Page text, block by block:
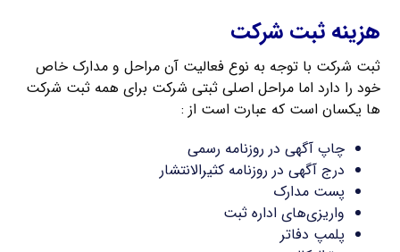
هزینه ثبت شرکت
ثبت شرکت با توجه به نوع فعالیت آن مراحل و مدارک خاص
خود را دارد اما مراحل اصلی ثبتی شرکت برای همه ثبت شرکت
ها یکسان است که عبارت است از :
چاپ آگهی در روزنامه رسمی
درج آگهی در روزنامه کثیرالانتشار
پست مدارک
واریزی‌های اداره ثبت
پلمپ دفاتر